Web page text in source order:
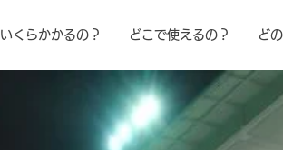
いくらかかるの？ どこで使えるの？ ど